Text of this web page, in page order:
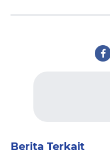
Berita Terkait